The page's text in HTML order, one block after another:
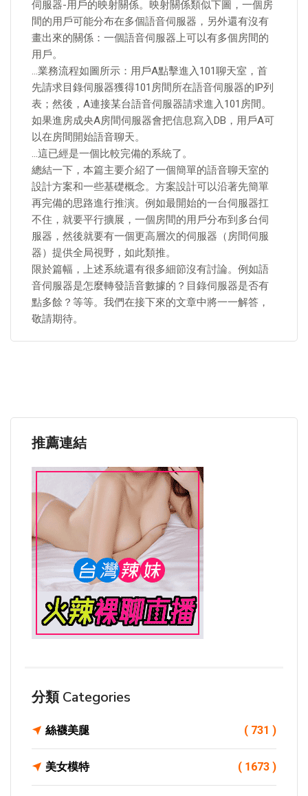
伺服器-用戶的映射關係。映射關係類似下圖，一個房
間的用戶可能分布在多個語音伺服器，另外還有沒有
畫出來的關係：一個語音伺服器上可以有多個房間的
用戶。
…業務流程如圖所示：用戶A點擊進入101聊天室，首
先請求目錄伺服器獲得101房間所在語音伺服器的IP列
表；然後，A連接某台語音伺服器請求進入101房間。
如果進房成央A房間伺服器會把信息寫入DB，用戶A可
以在房間開始語音聊天。
…這已經是一個比較完備的系統了。
總結一下，本篇主要介紹了一個簡單的語音聊天室的
設計方案和一些基礎概念。方案設計可以沿著先簡單
再完備的思路進行推演。例如最開始的一台伺服器扛
不住，就要平行擴展，一個房間的用戶分布到多台伺
服器，然後就要有一個更高層次的伺服器（房間伺服
器）提供全局視野，如此類推。
限於篇幅，上述系統還有很多細節沒有討論。例如語
音伺服器是怎麼轉發語音數據的？目錄伺服器是否有
點多餘？等等。我們在接下來的文章中將一一解答，
敬請期待。
推薦連結
分類 Categories
絲襪美腿 ( 731 )
美女模特 ( 1673 )